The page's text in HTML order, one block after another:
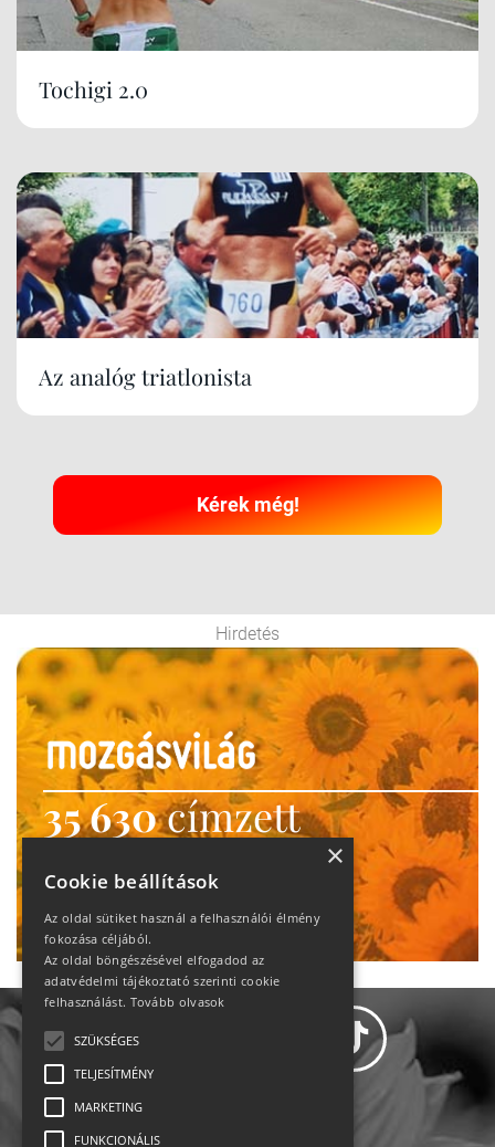
Tochigi 2.0
Az analóg triatlonista
Kérek még!
Hirdetés
35 630címzett
heti motiváció
Ne maradj le!
×
Cookie beállítások
Az oldal sütiket használ a felhasználói élmény
fokozása céljából.
Az oldal böngészésével elfogadod az
adatvédelmi tájékoztató szerinti cookie
felhasználást. Tovább olvasok
SZÜKSÉGES
TELJESÍTMÉNY
MARKETING
FUNKCIONÁLIS